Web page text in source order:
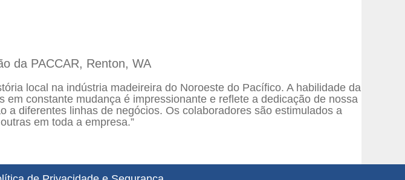
da PACCAR, Renton, WA
local na indústria madeireira do Noroeste do Pacífico. A habilidade da
constante mudança é impressionante e reflete a dedicação de nossa
diferentes linhas de negócios. Os colaboradores são estimulados a
em toda a empresa.”